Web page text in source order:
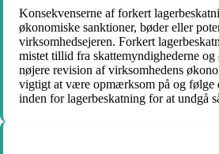
Konsekvenserne af forkert
økonomiske sanktioner, bøder eller
virksomhedsejeren. Forkert
mistet tillid fra skattemyndighederne
nøjere revision af virksomhedens
vigtigt at være opmærksom på og følge
inden for lagerbeskatning for at undgå